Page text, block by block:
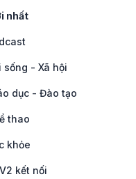
nhất
sống - Xã hội
dục - Đào tạo
thao
khỏe
kết nối